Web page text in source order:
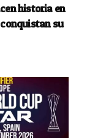
historia en
su